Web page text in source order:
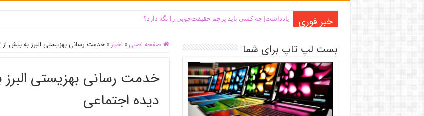
خبر فوری یادداشت| ‌چه کسی باید پرچم حقیقت‌جویی را نگه دارد؟
صفحه اصلی » اخبار » خدمت رسانی بهزیستی البرز به بیش از ۴ هزار آسیب دیده اجتماعی
دیده اجتماعی
بست لپ تاپ برای شما